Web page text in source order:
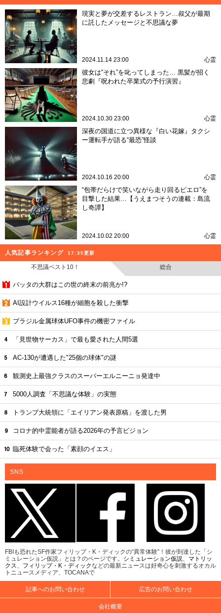
現実と夢が交差するレストラン…叔父が最期
に託したメッセージと不思議な夢
2024.11.14 23:00 心霊
彼女は“それ”を叱ってしまった… 黒髪が招く
悲劇『呪われた卒業式の予行演習』
2024.10.30 23:00 心霊
深夜の国道に立つ異様な『白い花嫁』タクシ
ー運転手が語る“最恐”怪談
2024.10.16 20:00 心霊
“包帯だらけで笑いながら走り回るピエロ”を
目撃した結果…【うえまつそうの連載：島流
し奇譚】
2024.10.02 20:00 心霊
人気記事ランキング 17:35更新
不思議ベスト10！ 総合
バッタの大群はこの世の終末の前兆か!?
AI設計ウイルス16種が細胞を殺した衝撃
ブラジル金属球体UFO事件の機密ファイル
「見世物サーカス」で最も愛された人間5選
AC-130が遭遇した"25個の球体"の謎
観測史上最強クラスのスーパーエルニーニョ発達中
5000人調査「不思議な体験」の実態
トランプ大統領に「エイリアン発表原稿」を渡した男
コロナ的中霊能者が語る2026年の予言ビジョン
臨死体験で会った「素顔のイエス」
SNS
FBIも恐れたSF作家フィリップ・K・ディックの“異常体験”！彼が到達した「シ
ミュレーション仮説」とは？のページです。 シミュレーション仮説、 マトリッ
クス、 フィリップ・K・ディックなどの最新ニュースは好奇心を刺激するオカル
トニュースメディア、TOCANAで
記事へのお問い合わせ 広告のお問い合わせ
会社概要